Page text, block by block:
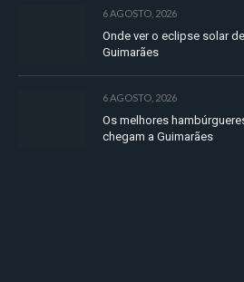
6 AGOSTO, 2026
Onde ver o eclipse solar
Guimarães
6 AGOSTO, 2026
Os melhores
chegam a Guimarães